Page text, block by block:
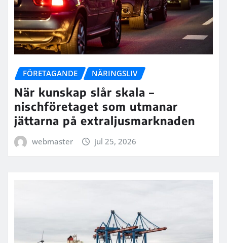
FÖRETAGANDE NÄRINGSLIV
När kunskap slår skala –
nischföretaget som utmanar
jättarna på extraljusmarknaden
webmaster jul 25, 2026